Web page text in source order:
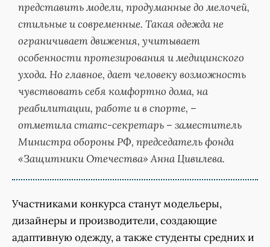
представить модели, продуманные до мелочей,
стильные и современные. Такая одежда не
ограничивает движения, учитывает
особенности протезирования и медицинского
ухода. Но главное, дает человеку возможность
чувствовать себя комфортно дома, на
реабилитации, работе и в спорте, –
отметила статс-секретарь – заместитель
Министра обороны РФ, председатель фонда
«Защитники Отечества» Анна Цивилева.
Участниками конкурса станут модельеры,
дизайнеры и производители, создающие
адаптивную одежду, а также студенты средних и